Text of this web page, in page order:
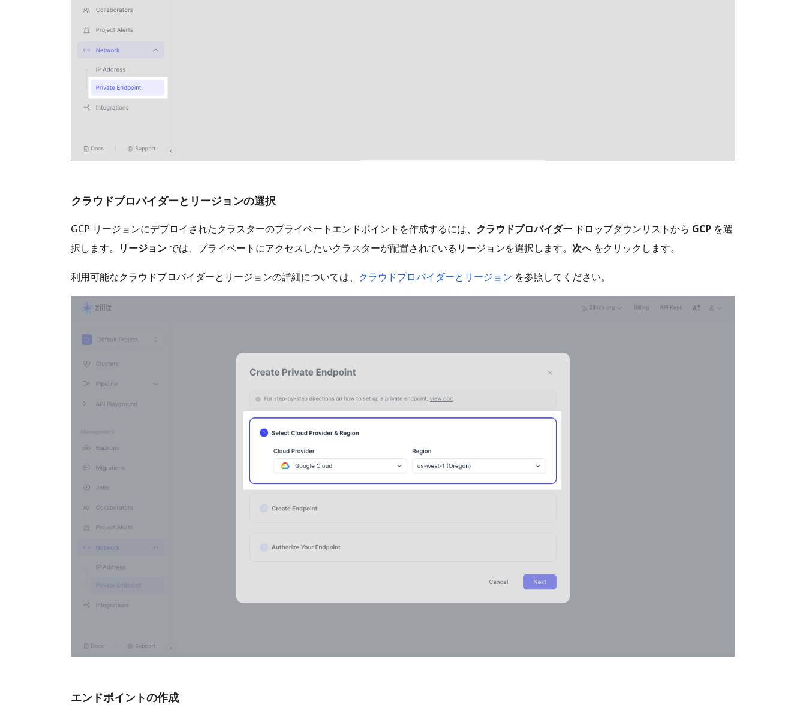
クラウドプロバイダーとリージョンの選択
GCP リージョンにデプロイされたクラスターのプライベートエンドポイントを作成するには、 クラウドプロバイダー ドロップダウンリストから GCP を選
択します。
リージョン では、プライベートにアクセスしたいクラスターが配置されているリージョンを選択します。 次へをクリックします。
利用可能なクラウドプロバイダーとリージョンの詳細については、 クラウドプロバイダーとリージョン を参照してください。
エンドポイントの作成